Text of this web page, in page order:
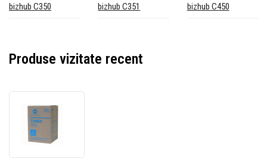
bizhub C350
bizhub C351
bizhub C450
Produse vizitate recent
cyan